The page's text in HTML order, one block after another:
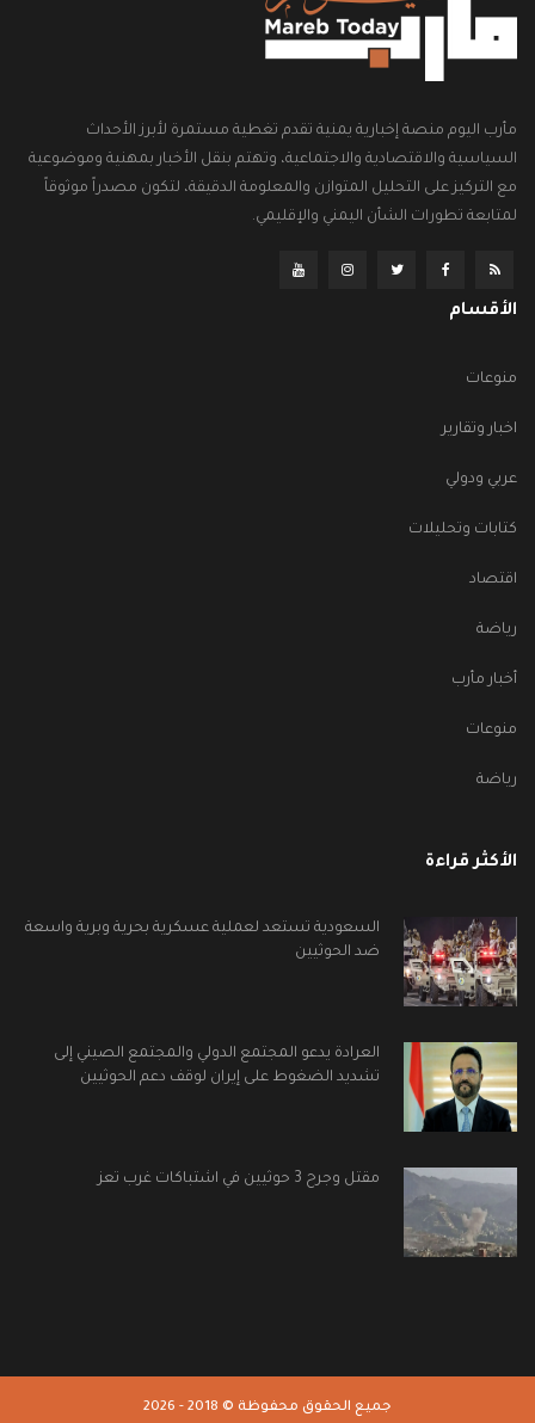
مأرب اليوم منصة إخبارية يمنية تقدم تغطية مستمرة لأبرز الأحداث
السياسية والاقتصادية والاجتماعية، وتهتم بنقل الأخبار بمهنية وموضوعية
مع التركيز على التحليل المتوازن والمعلومة الدقيقة، لتكون مصدراً موثوقاً
لمتابعة تطورات الشأن اليمني والإقليمي.
الأقسام
منوعات
اخبار وتقارير
عربي ودولي
كتابات وتحليلات
اقتصاد
رياضة
أخبار مأرب
منوعات
رياضة
الأكثر قراءة
السعودية تستعد لعملية عسكرية بحرية وبرية واسعة
ضد الحوثيين
العرادة يدعو المجتمع الدولي والمجتمع الصيني إلى
تشديد الضغوط على إيران لوقف دعم الحوثيين
مقتل وجرح 3 حوثيين في اشتباكات غرب تعز
جميع الحقوق محفوظة © 2018 - 2026